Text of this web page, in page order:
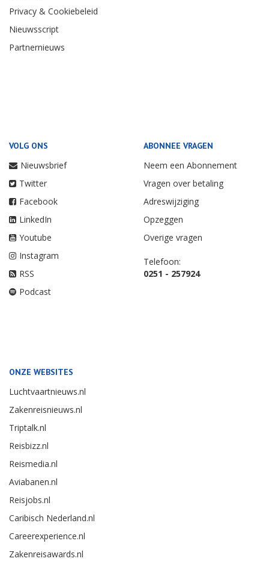
Privacy & Cookiebeleid
Nieuwsscript
Partnernieuws
VOLG ONS
Nieuwsbrief
Twitter
Facebook
LinkedIn
Youtube
Instagram
RSS
Podcast
ABONNEE VRAGEN
Neem een Abonnement
Vragen over betaling
Adreswijziging
Opzeggen
Overige vragen
Telefoon:
0251 - 257924
ONZE WEBSITES
Luchtvaartnieuws.nl
Zakenreisnieuws.nl
Triptalk.nl
Reisbizz.nl
Reismedia.nl
Aviabanen.nl
Reisjobs.nl
Caribisch Nederland.nl
Careerexperience.nl
Zakenreisawards.nl